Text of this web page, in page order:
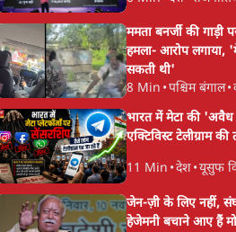
ममता बनर्जी की गाड़ी
हमला- आरोप लगाया,
सकती थी'
8 Min •पश्चिम बंगाल•
भारत में मेटा की
एक्टिविस्ट टेलीग्राम
11 Min •देश•यूसुफ
जेन-ज़ी के लिए नहीं,
हेजेमनी बचाने आए हैं